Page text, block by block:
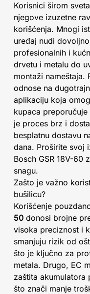
Korisnici širom
njegove izuzetne
korišćenja. Mnogi
uređaj nudi
profesionalnih i
drvetu i metalu do
montaži nameštaja.
odnose na
aplikaciju koja
kupaca
je proces brz i
besplatnu dostavu
dana. Proširite svoj
Bosch GSR 18V-60
snagu.
Zašto je važno
bušilicu?
Korišćenje
50 donosi brojne
visoka preciznost i
smanjuju rizik od
što je ključno za
metala. Drugo, EC
zaštita akumulatora
što znači manje